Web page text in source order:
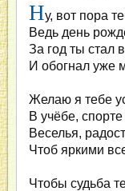
Ну, вот пора
Ведь день
За год ты стал
И обогнал уже
Желаю я тебе
В учёбе,
Веселья,
Чтоб яркими
Чтобы судьба